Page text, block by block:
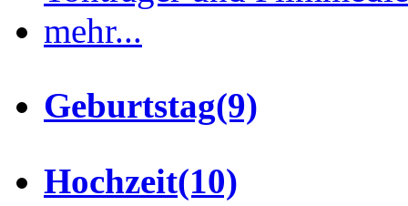
mehr...
Geburtstag(9)
Hochzeit(10)